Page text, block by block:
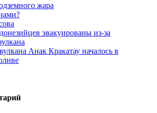
жара
эвакуированы из-за
Анак Кракатау началось в